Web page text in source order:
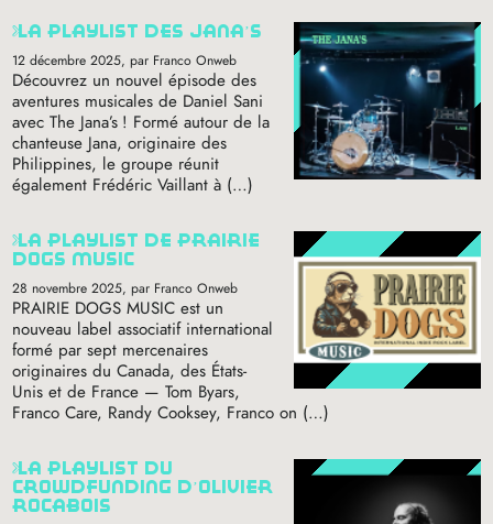
la playlist des jana’s
12 décembre 2025, par Franco Onweb
Découvrez un nouvel épisode des
aventures musicales de Daniel Sani
avec The Jana’s ! Formé autour de la
chanteuse Jana, originaire des
Philippines, le groupe réunit
également Frédéric Vaillant à (…)
la playlist de prairie
dogs music
28 novembre 2025, par Franco Onweb
PRAIRIE DOGS MUSIC est un
nouveau label associatif international
formé par sept mercenaires
originaires du Canada, des États-
Unis et de France — Tom Byars,
Franco Care, Randy Cooksey, Franco on (…)
la playlist du
crowdfunding d’olivier
rocabois